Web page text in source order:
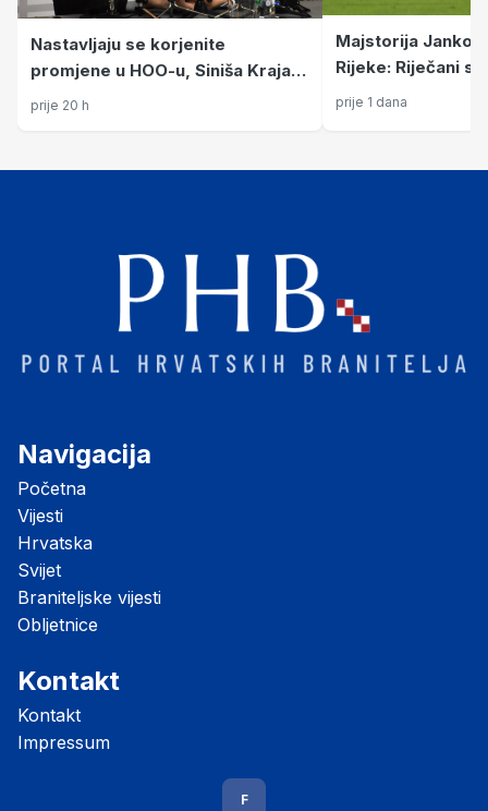
Nastavljaju se korjenite
promjene u HOO-u, Siniša Krajač
više nije glavni tajnik
prije 20 h
Majstorija
Rijeke: Riječani s
prednosti putuju
prije 1 dana
Navigacija
Početna
Vijesti
Hrvatska
Svijet
Braniteljske vijesti
Obljetnice
Kontakt
Kontakt
Impressum
F